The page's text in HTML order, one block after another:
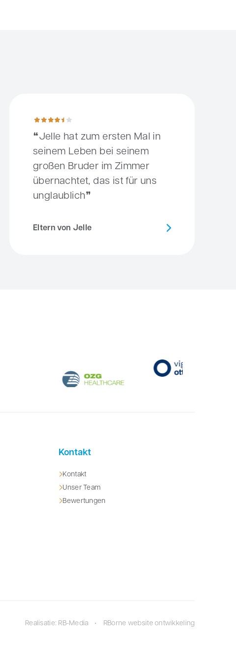
Jelle hat zum ersten Mal in
seinem Leben bei seinem
großen Bruder im Zimmer
übernachtet, das ist für uns
unglaublich
Eltern von Jelle
Kontakt
Kontakt
Unser Team
Bewertungen
Realisatie: RB-Media RBorne website ontwikkeling